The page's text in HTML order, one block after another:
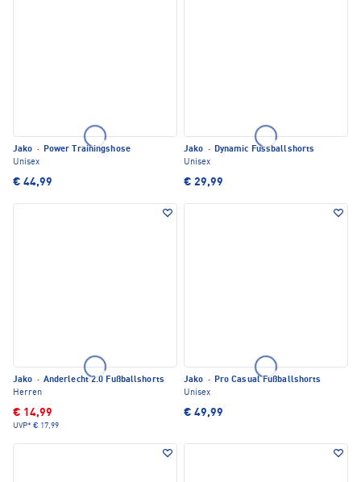
Jako · Power Trainingshose
Unisex
€ 44,99
Jako · Dynamic Fussballshorts
Unisex
€ 29,99
Jako · Anderlecht 2.0 Fußballshorts
Herren
€ 14,99
UVP* € 17,99
Jako · Pro Casual Fußballshorts
Unisex
€ 49,99